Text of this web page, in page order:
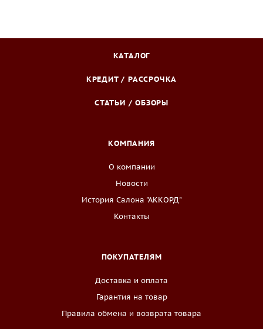
КАТАЛОГ
КРЕДИТ / РАССРОЧКА
СТАТЬИ / ОБЗОРЫ
КОМПАНИЯ
О компании
Новости
История Салона "АККОРД"
Контакты
ПОКУПАТЕЛЯМ
Доставка и оплата
Гарантия на товар
Правила обмена и возврата товара